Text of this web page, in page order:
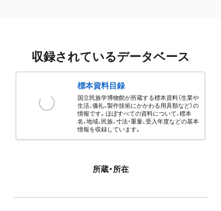
収録されているデータベース
標本資料目録
国立民族学博物館が所蔵する標本資料（生業や
生活、儀礼、製作技術にかかわる用具類など）の
情報です。ほぼすべての資料について、標本
名、地域、民族、寸法・重量、受入年度などの基本
情報を収録しています。
所蔵・所在